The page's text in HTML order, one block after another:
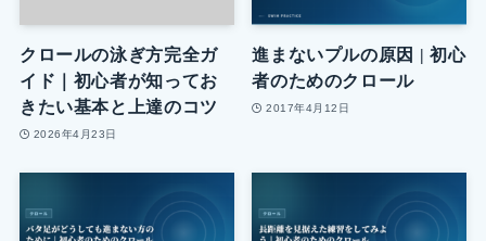
クロールの泳ぎ方完全ガ
イド｜初心者が知ってお
きたい基本と上達のコツ
2026年4月23日
進まないプルの原因 | 初心
者のためのクロール
2017年4月12日